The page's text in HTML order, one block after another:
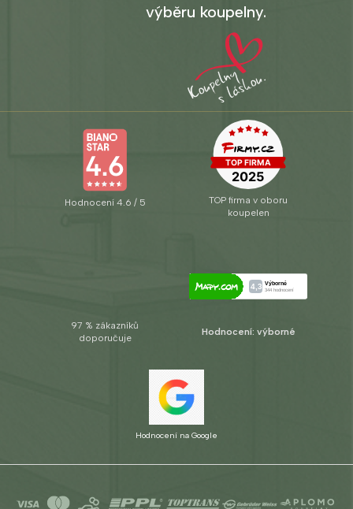
výběru koupelny.
Hodnocení 4.6 / 5
TOP firma v oboru
koupelen
97 % zákazníků
doporučuje
Hodnocení: výborné
Hodnocení na Google